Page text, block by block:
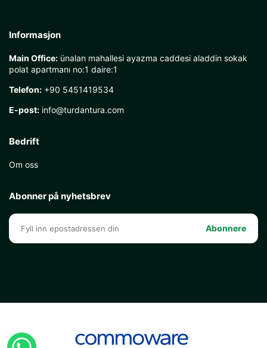
Informasjon
Main Office: ünalan mahallesi ayazma caddesi aladdin sokak
polat apartmanı no:1 daire:1
Telefon: +90 5451419534
E-post: info@turdantura.com
Bedrift
Om oss
Abonner på nyhetsbrev
Abonnere